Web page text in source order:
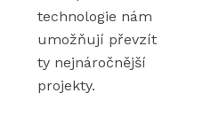
technologie nám
umožňují převzít
ty nejnáročnější
projekty.